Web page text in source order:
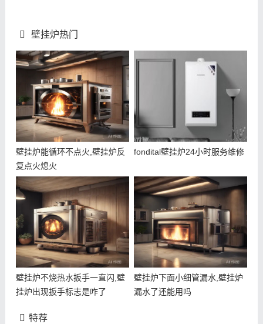
壁挂炉热门
壁挂炉能循环不点火,壁挂炉反
复点火熄火
fondital壁挂炉24小时服务维修
壁挂炉不烧热水扳手一直闪,壁
挂炉出现扳手标志是咋了
壁挂炉下面小细管漏水,壁挂炉
漏水了还能用吗
特荐